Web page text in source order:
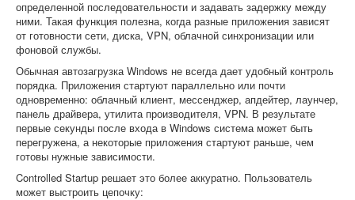
определенной последовательности и задавать задержку между
ними. Такая функция полезна, когда разные приложения зависят
от готовности сети, диска, VPN, облачной синхронизации или
фоновой службы.
Обычная автозагрузка Windows не всегда дает удобный контроль
порядка. Приложения стартуют параллельно или почти
одновременно: облачный клиент, мессенджер, апдейтер, лаунчер,
панель драйвера, утилита производителя, VPN. В результате
первые секунды после входа в Windows система может быть
перегружена, а некоторые приложения стартуют раньше, чем
готовы нужные зависимости.
Controlled Startup решает это более аккуратно. Пользователь
может выстроить цепочку: